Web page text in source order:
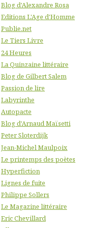
Blog d'Alexandre Rosa
Editions L'Age d'Homme
Publie.net
Le Tiers Livre
24 Heures
La Quinzaine littéraire
Blog de Gilbert Salem
Passion de lire
Labyrinthe
Autopacte
Blog d'Arnaud Maïsetti
Peter Sloterdijk
Jean-Michel Maulpoix
Le printemps des poètes
Hyperfiction
Lignes de fuite
Philippe Sollers
Le Magazine littéraire
Eric Chevillard